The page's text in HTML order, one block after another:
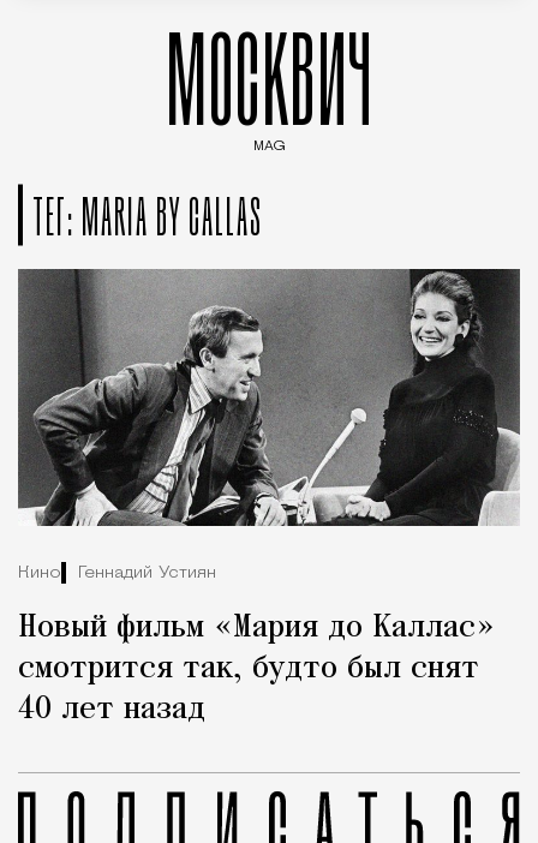
МОСКВИЧ
MAG
ТЕГ: MARIA BY CALLAS
Кино Геннадий Устиян
Новый фильм «Мария до Каллас»
смотрится так, будто был снят
40 лет назад